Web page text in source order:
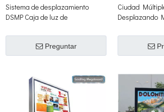
Sistema de desplazamiento
DSMP Caja de luz de
vallas publicitarias al aire libre
Preguntar
Ciudad
Desplazando